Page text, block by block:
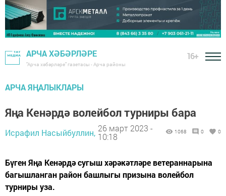
АРЧА ХӘБӘРЛӘРЕ
"Арча хәбәрләре" газетасы - Арча районы
16+
АРЧА ЯҢАЛЫКЛАРЫ
Яңа Кенәрдә волейбол турниры бара
Исрафил Насыйбуллин, 26 март 2023 -
10:18
1068 0 0
Бүген Яңа Кенәрдә сугыш хәрәкәтләре ветераннарына
багышланган район башлыгы призына волейбол
турниры уза.